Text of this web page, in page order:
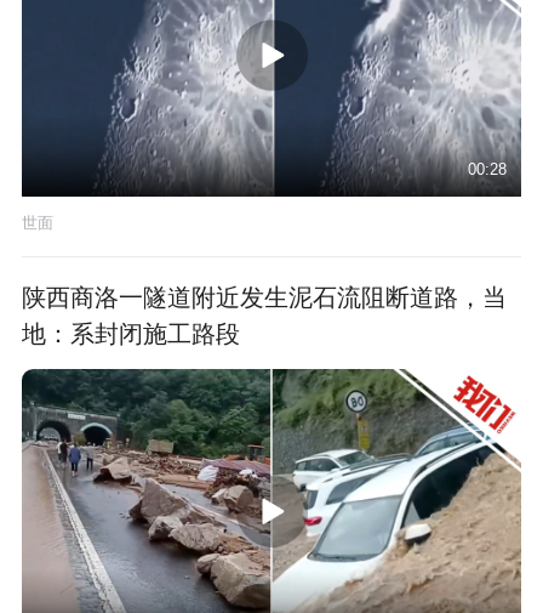
00:28
世面
陕西商洛一隧道附近发生泥石流阻断道路，当
地：系封闭施工路段